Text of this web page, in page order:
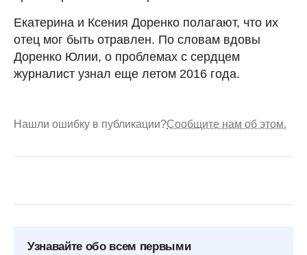
Екатерина и Ксения Доренко полагают, что их
отец мог быть отравлен. По словам вдовы
Доренко Юлии, о проблемах с сердцем
журналист узнал еще летом 2016 года.
Нашли ошибку в публикации?Сообщите нам об этом.
Узнавайте обо всем первыми